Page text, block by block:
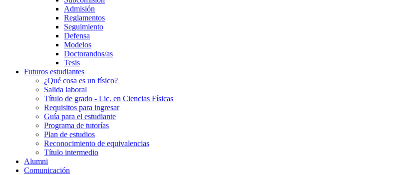
Admisión
Reglamentos
Seguimiento
Defensa
Modelos
Doctorandos/as
Tesis
Futuros estudiantes
¿Qué cosa es un físico?
Salida laboral
Título de grado - Lic. en Ciencias Físicas
Requisitos para ingresar
Guía para el estudiante
Programa de tutorías
Plan de estudios
Reconocimiento de equivalencias
Título intermedio
Alumni
Comunicación